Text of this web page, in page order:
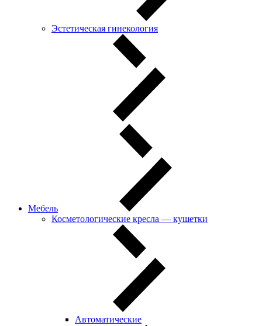
Эстетическая гинекология
Мебель
Косметологические кресла — кушетки
Автоматические